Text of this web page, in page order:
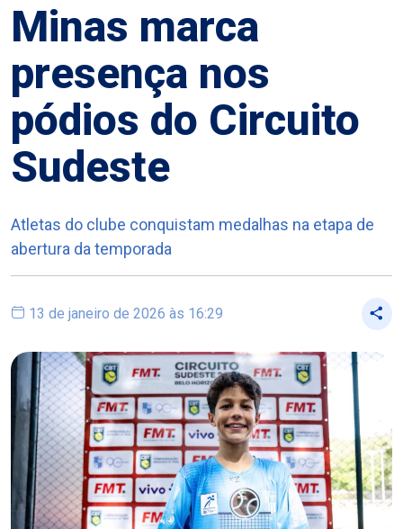
Minas marca
presença nos
pódios do Circuito
Sudeste
Atletas do clube conquistam medalhas na etapa de
abertura da temporada
13 de janeiro de 2026 às 16:29